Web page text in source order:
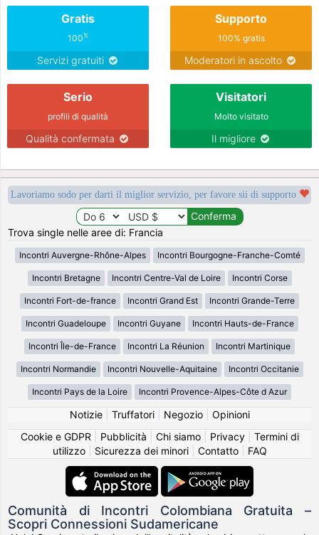
Gratis
100%
Servizi gratuiti
Supporto
100% gratis
Moderatori in ascolto
Serio
profili di qualità
Qualità confermata
Visitatori
Molto visitato
Il migliore
Lavoriamo sodo per darti il miglior servizio, per favore sii di supporto
Trova single nelle aree di: Francia
Incontri Auvergne-Rhône-Alpes Incontri Bourgogne-Franche-Comté
Incontri Bretagne Incontri Centre-Val de Loire Incontri Corse
Incontri Fort-de-france Incontri Grand Est Incontri Grande-Terre
Incontri Guadeloupe Incontri Guyane Incontri Hauts-de-France
Incontri Île-de-France Incontri La Réunion Incontri Martinique
Incontri Normandie Incontri Nouvelle-Aquitaine Incontri Occitanie
Incontri Pays de la Loire Incontri Provence-Alpes-Côte d Azur
Notizie| Truffatori| Negozio| Opinioni
Cookie e GDPR
Pubblicità Chi siamo| Privacy| Termini di
utilizzo| Sicurezza dei minori| Contatto| FAQ
Comunità di Incontri Colombiana Gratuita –
Scopri Connessioni Sudamericane